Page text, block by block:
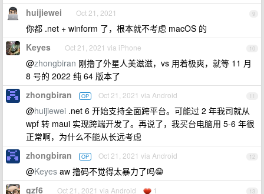
9
huijiewei Oct 21, 2021
你都 .net + winform 了，根本就不考虑 macOS 的
10
Keyes Oct 21, 2021 via iPhone
@zhongbiran 刚撸了外星人美滋滋，vs 用着极爽，就等 11 月
8 号的 2022 纯 64 版本了
11
zhongbiran OP Oct 21, 2021 via Android
@huijiewei .net 6 开始支持全面跨平台。可能过 2 年我司就从
wpf 转 maui 实现跨端开发了。再说了，我买台电脑用 5-6 年很
正常啊，为什么不能从长远考虑
12
zhongbiran OP Oct 21, 2021 via Android
@Keyes aw 撸码不觉得太暴力了吗😁
13
gzf6 Oct 21, 2021 via Android 1